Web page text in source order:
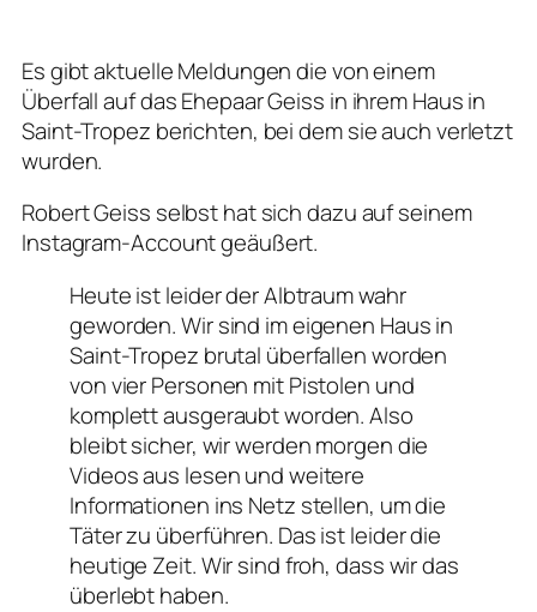
Es gibt aktuelle Meldungen die von einem
Überfall auf das Ehepaar Geiss in ihrem Haus in
Saint-Tropez berichten, bei dem sie auch verletzt
wurden.
Robert Geiss selbst hat sich dazu auf seinem
Instagram-Account geäußert.
Heute ist leider der Albtraum wahr
geworden. Wir sind im eigenen Haus in
Saint-Tropez brutal überfallen worden
von vier Personen mit Pistolen und
komplett ausgeraubt worden. Also
bleibt sicher, wir werden morgen die
Videos aus lesen und weitere
Informationen ins Netz stellen, um die
Täter zu überführen. Das ist leider die
heutige Zeit. Wir sind froh, dass wir das
überlebt haben.